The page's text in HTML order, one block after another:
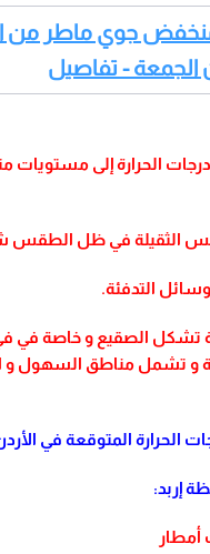
منخفض جوي ماطر من
الجمعة - تفاصيل
الحرارة إلى مستويات
الثقيلة في ظل الطقس
التدفئة.
تشكل الصقيع و خاصة في
و تشمل مناطق السهول و
الحرارة المتوقعة في
إربد:
أمطار